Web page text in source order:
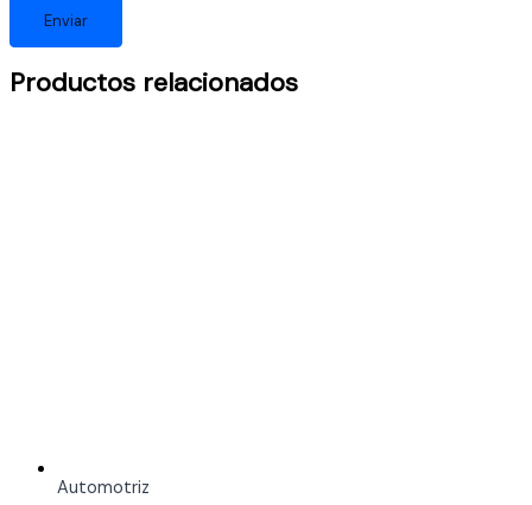
Productos relacionados
Automotriz